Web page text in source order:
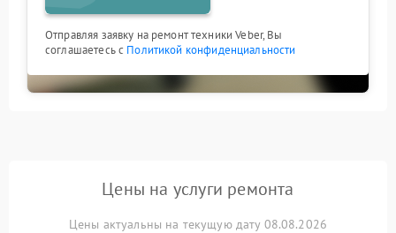
Отправляя заявку на ремонт техники Veber, Вы
соглашаетесь с Политикой конфиденциальности
Цены на услуги ремонта
Цены актуальны на текущую дату 08.08.2026